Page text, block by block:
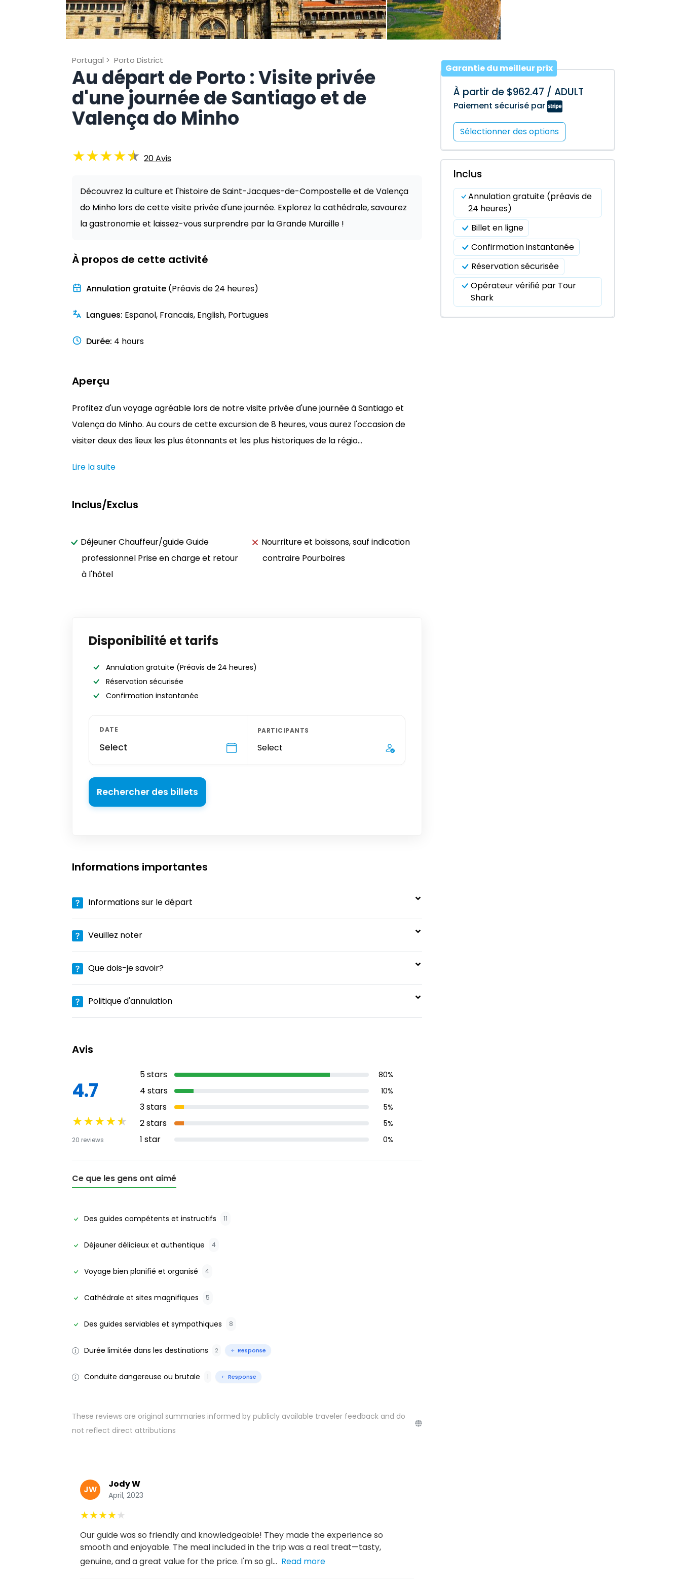
Portugal > Porto District
Au départ de Porto : Visite privée
d'une journée de Santiago et de
Valença do Minho
★★★★★ 20Avis
Découvrez la culture et l'histoire de Saint-Jacques-de-Compostelle et de Valença
do Minho lors de cette visite privée d'une journée. Explorez la cathédrale, savourez
la gastronomie et laissez-vous surprendre par la Grande Muraille !
À propos de cette activité
Annulation gratuite (Préavis de 24 heures)
Langues: Espanol, Francais, English, Portugues
Durée: 4 hours
Aperçu
Profitez d'un voyage agréable lors de notre visite privée d'une journée à Santiago et
Valença do Minho. Au cours de cette excursion de 8 heures, vous aurez l'occasion de
visiter deux des lieux les plus étonnants et les plus historiques de la régio...
Lire la suite
Inclus/Exclus
Déjeuner Chauffeur/guide Guide
professionnel Prise en charge et retour
à l'hôtel
Nourriture et boissons, sauf indication
contraire Pourboires
Disponibilité et tarifs
Annulation gratuite (Préavis de 24 heures)
Réservation sécurisée
Confirmation instantanée
DATE
Select
PARTICIPANTS
Select
Rechercher des billets
Informations importantes
Informations sur le départ
Veuillez noter
Que dois-je savoir?
Politique d'annulation
Avis
4.7
★★★★★
20 reviews
5stars 80%
4 stars 10%
3stars 5%
2stars 5%
1 star 0%
Ce que les gens ont aimé
Des guides compétents et instructifs 11
Déjeuner délicieux et authentique 4
Voyage bien planifié et organisé 4
Cathédrale et sites magnifiques 5
Des guides serviables et sympathiques 8
Durée limitée dans les destinations 2 Response
Conduite dangereuse ou brutale 1 Response
These reviews are original summaries informed by publicly available traveler feedback and do
not reflect direct attributions
JW Jody W
April, 2023
★★★★★
Our guide was so friendly and knowledgeable! They made the experience so
smooth and enjoyable. The meal included in the trip was a real treat—tasty,
genuine, and a great value for the price. I'm so gl... Read more
Garantie du meilleur prix
À partir de $962.47 / ADULT
Paiement sécurisé par
Sélectionner des options
Inclus
Annulation gratuite (préavis de
24 heures)
Billet en ligne
Confirmation instantanée
Réservation sécurisée
Opérateur vérifié par Tour
Shark